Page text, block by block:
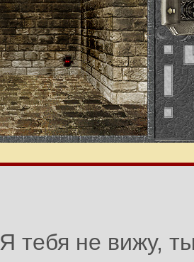
Я тебя не вижу,